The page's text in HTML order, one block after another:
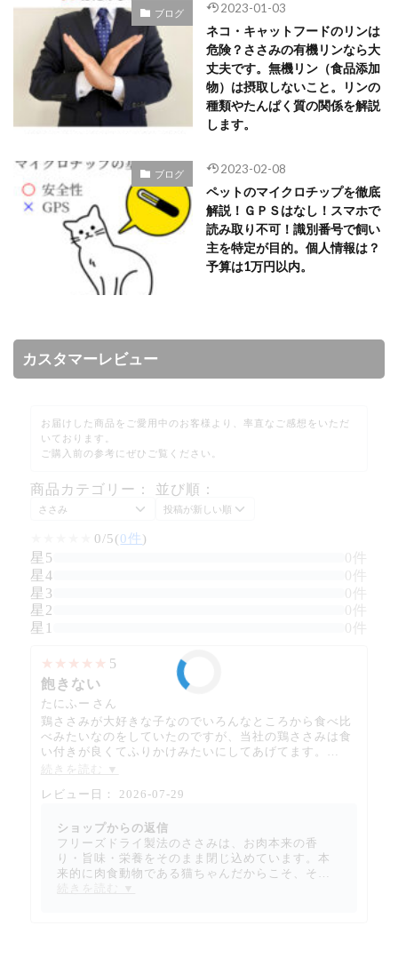
ブログ 2023-01-03
ネコ・キャットフードのリンは
危険？ささみの有機リンなら大
丈夫です。無機リン（食品添加
物）は摂取しないこと。リンの
種類やたんぱく質の関係を解説
します。
ブログ 2023-02-08
ペットのマイクロチップを徹底
解説！ＧＰＳはなし！スマホで
読み取り不可！識別番号で飼い
主を特定が目的。個人情報は？
予算は1万円以内。
カスタマーレビュー